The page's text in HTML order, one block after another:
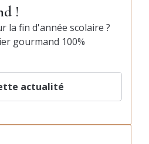
!
la fin d'année scolaire ?
gourmand 100%
actualité